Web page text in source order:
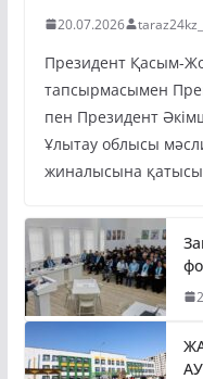
20.07.2026
Президент Қасым-
тапсырмасымен
пен Президент
Ұлытау облысы
жиналысына